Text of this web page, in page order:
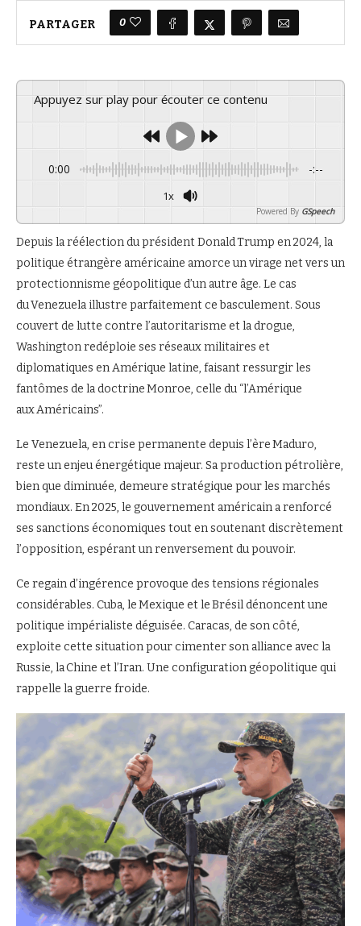
PARTAGER 0
Appuyez sur play pour écouter ce contenu
0:00 -:--
1x
Powered By GSpeech
Depuis la réélection du président Donald Trump en 2024, la
politique étrangère américaine amorce un virage net vers un
protectionnisme géopolitique d’un autre âge. Le cas
du Venezuela illustre parfaitement ce basculement. Sous
couvert de lutte contre l’autoritarisme et la drogue,
Washington redéploie ses réseaux militaires et
diplomatiques en Amérique latine, faisant ressurgir les
fantômes de la doctrine Monroe, celle du “l’Amérique
aux Américains”.
Le Venezuela, en crise permanente depuis l’ère Maduro,
reste un enjeu énergétique majeur. Sa production pétrolière,
bien que diminuée, demeure stratégique pour les marchés
mondiaux. En 2025, le gouvernement américain a renforcé
ses sanctions économiques tout en soutenant discrètement
l’opposition, espérant un renversement du pouvoir.
Ce regain d’ingérence provoque des tensions régionales
considérables. Cuba, le Mexique et le Brésil dénoncent une
politique impérialiste déguisée. Caracas, de son côté,
exploite cette situation pour cimenter son alliance avec la
Russie, la Chine et l’Iran. Une configuration géopolitique qui
rappelle la guerre froide.